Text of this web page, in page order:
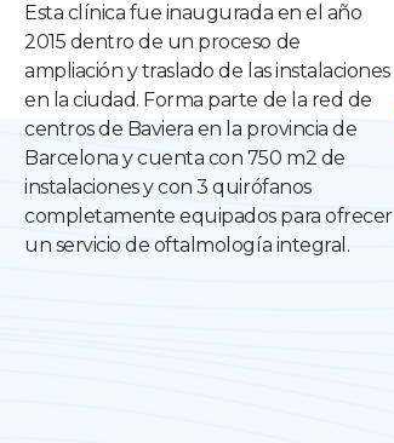
Esta clínica fue inaugurada en el año
2015 dentro de un proceso de
ampliación y traslado de las instalaciones
en la ciudad. Forma parte de la red de
centros de Baviera en la provincia de
Barcelona y cuenta con 750 m2 de
instalaciones y con 3 quirófanos
completamente equipados para ofrecer
un servicio de oftalmología integral.